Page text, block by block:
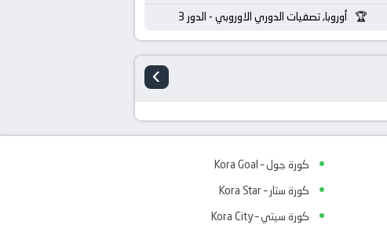
أوروبا, تصفيات الدوري الاوروبي - الدور 3
›
كورة جول – Kora Goal
كورة ستار – Kora Star
كورة سيتي – Kora City